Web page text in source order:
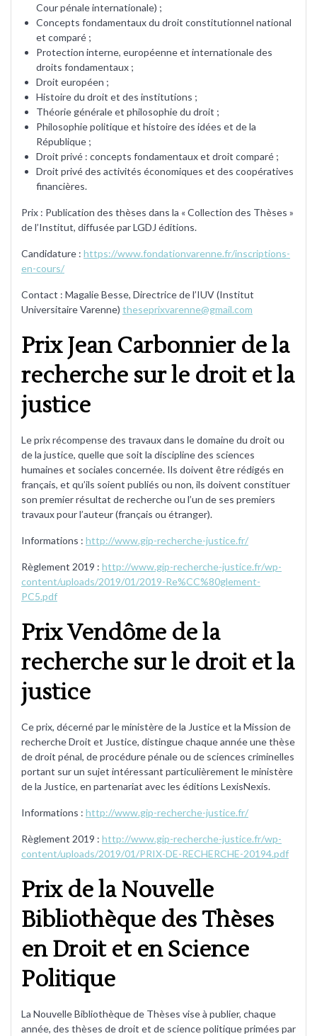
Cour pénale internationale) ;
Concepts fondamentaux du droit constitutionnel national
et comparé ;
Protection interne, européenne et internationale des
droits fondamentaux ;
Droit européen ;
Histoire du droit et des institutions ;
Théorie générale et philosophie du droit ;
Philosophie politique et histoire des idées et de la
République ;
Droit privé : concepts fondamentaux et droit comparé ;
Droit privé des activités économiques et des coopératives
financières.
Prix : Publication des thèses dans la « Collection des Thèses »
de l’Institut, diffusée par LGDJ éditions.
Candidature : https://www.fondationvarenne.fr/inscriptions-
en-cours/
Contact : Magalie Besse, Directrice de l’IUV (Institut
Universitaire Varenne) theseprixvarenne@gmail.com
Prix Jean Carbonnier de la
recherche sur le droit et la
justice
Le prix récompense des travaux dans le domaine du droit ou
de la justice, quelle que soit la discipline des sciences
humaines et sociales concernée. Ils doivent être rédigés en
français, et qu’ils soient publiés ou non, ils doivent constituer
son premier résultat de recherche ou l’un de ses premiers
travaux pour l’auteur (français ou étranger).
Informations : http://www.gip-recherche-justice.fr/
Règlement 2019 : http://www.gip-recherche-justice.fr/wp-
content/uploads/2019/01/2019-Re%CC%80glement-
PC5.pdf
Prix Vendôme de la
recherche sur le droit et la
justice
Ce prix, décerné par le ministère de la Justice et la Mission de
recherche Droit et Justice, distingue chaque année une thèse
de droit pénal, de procédure pénale ou de sciences criminelles
portant sur un sujet intéressant particulièrement le ministère
de la Justice, en partenariat avec les éditions LexisNexis.
Informations : http://www.gip-recherche-justice.fr/
Règlement 2019 : http://www.gip-recherche-justice.fr/wp-
content/uploads/2019/01/PRIX-DE-RECHERCHE-20194.pdf
Prix de la Nouvelle
Bibliothèque des Thèses
en Droit et en Science
Politique
La Nouvelle Bibliothèque de Thèses vise à publier, chaque
année, des thèses de droit et de science politique primées par